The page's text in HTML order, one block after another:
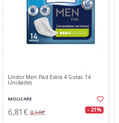
Lindor Men Pad Extra 4 Gotas 14
Unidades
MOLICARE
6,81€ 8,58€ - 21%